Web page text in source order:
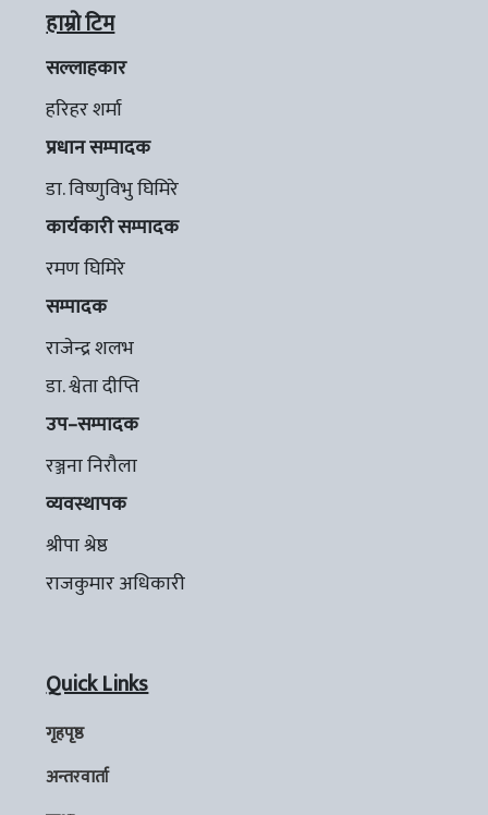
हाम्रो टिम
सल्लाहकार
हरिहर शर्मा
प्रधान सम्पादक
डा. विष्णुविभु घिमिरे
कार्यकारी सम्पादक
रमण घिमिरे
सम्पादक
राजेन्द्र शलभ
डा. श्वेता दीप्ति
उप–सम्पादक
रञ्जना निरौला
व्यवस्थापक
श्रीपा श्रेष्ठ
राजकुमार अधिकारी
Quick Links
गृहपृष्ठ
अन्तरवार्ता